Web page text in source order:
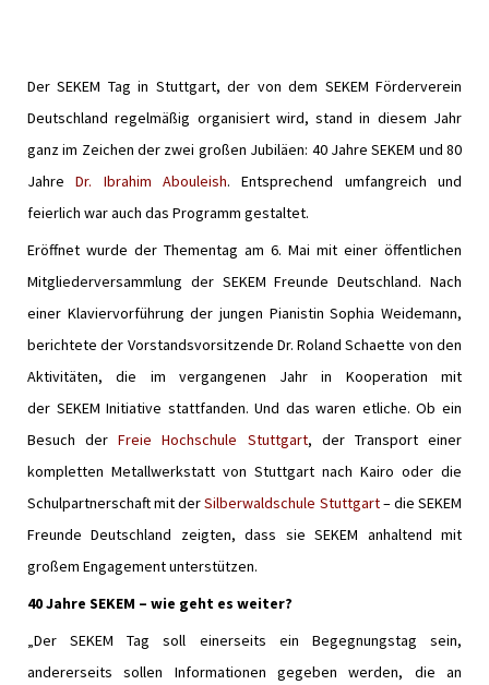
Der SEKEM Tag in Stuttgart, der von dem SEKEM Förderverein
Deutschland regelmäßig organisiert wird, stand in diesem Jahr
ganz im Zeichen der zwei großen Jubiläen: 40 Jahre SEKEM und 80
JahreDr. Ibrahim Abouleish. Entsprechend umfangreich und
feierlich war auch das Programm gestaltet.
Eröffnet wurde der Thementag am 6. Mai mit einer öffentlichen
Mitgliederversammlung der SEKEM Freunde Deutschland. Nach
einer Klaviervorführung der jungen Pianistin Sophia Weidemann,
berichtete der Vorstandsvorsitzende Dr. Roland Schaette von den
Aktivitäten, die im vergangenen Jahr in Kooperation mit
der SEKEM Initiative stattfanden. Und das waren etliche. Ob ein
Besuch derFreie Hochschule Stuttgart, der Transport einer
kompletten Metallwerkstatt von Stuttgart nach Kairo oder die
Schulpartnerschaft mit derSilberwaldschule Stuttgart– die SEKEM
Freunde Deutschland zeigten, dass sie SEKEM anhaltend mit
großem Engagement unterstützen.
40 Jahre SEKEM – wie geht es weiter?
„Der SEKEM Tag soll einerseits ein Begegnungstag sein,
andererseits sollen Informationen gegeben werden, die an